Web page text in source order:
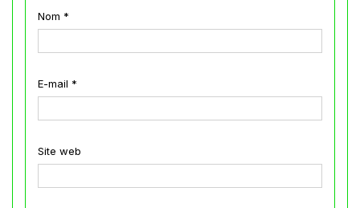
Nom *
E-mail *
Site web